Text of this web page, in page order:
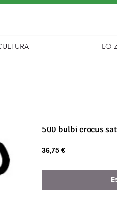
LO
500 bulbi crocus
36,75 €Prezzo